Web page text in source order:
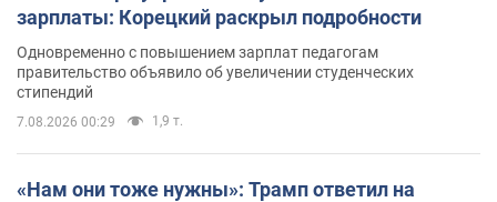
зарплаты: Корецкий раскрыл подробности
Одновременно с повышением зарплат педагогам
правительство объявило об увеличении студенческих
стипендий
7.08.2026 00:29 1,9 т.
«Нам они тоже нужны»: Трамп ответил на